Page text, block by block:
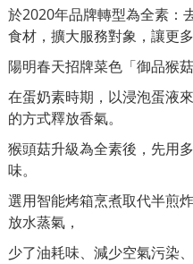
於2020年品牌轉型為全素：
食材，擴大服務對象，讓更
陽明春天招牌菜色「御品猴菇
在蛋奶素時期，以浸泡蛋液
的方式釋放香氣。
猴頭菇升級為全素後，先用
味。
選用智能烤箱烹煮取代半煎
放水蒸氣，
少了油耗味、減少空氣污染